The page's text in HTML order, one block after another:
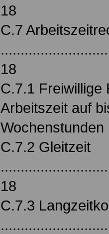
18
C.7
18
C.7.1 Freiwillige
Arbeitszeit auf
C.7.2 Gleitzeit
18
C.7.3